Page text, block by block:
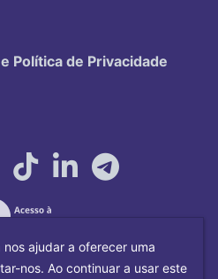
Política de Privacidade
ajudar a oferecer uma
nos. Ao continuar a usar este